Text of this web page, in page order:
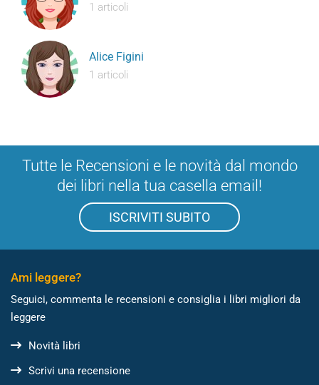
1 articoli
Alice Figini
1 articoli
Tutte le Recensioni e le novità dal mondo
dei libri nella tua casella email!
ISCRIVITI SUBITO
Ami leggere?
Seguici, commenta le recensioni e consiglia i libri migliori da
leggere
Novità libri
Scrivi una recensione